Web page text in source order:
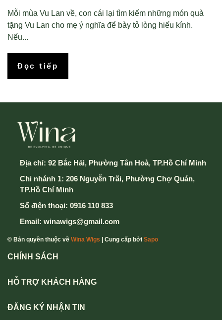
Mỗi mùa Vu Lan về, con cái lại tìm kiếm những món quà
tặng Vu Lan cho mẹ ý nghĩa để bày tỏ lòng hiếu kính.
Nếu...
Đọc tiếp
Địa chỉ: 92 Bắc Hải, Phường Tân Hoà, TP.Hồ Chí Minh
Chi nhánh 1: 206 Nguyễn Trãi, Phường Chợ Quán,
TP.Hồ Chí Minh
Số điện thoại: 0916 110 833
Email: winawigs@gmail.com
© Bản quyền thuộc về Wina Wigs | Cung cấp bởi Sapo
CHÍNH SÁCH
HỖ TRỢ KHÁCH HÀNG
ĐĂNG KÝ NHẬN TIN